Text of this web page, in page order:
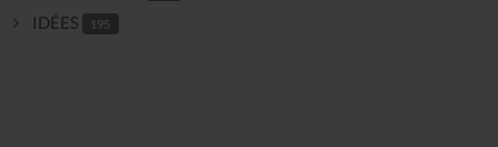
IDÉES 195